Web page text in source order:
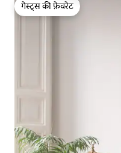
गेस्ट्स की फ़ेवरेट
गेस्ट्स की फ़ेवरेट